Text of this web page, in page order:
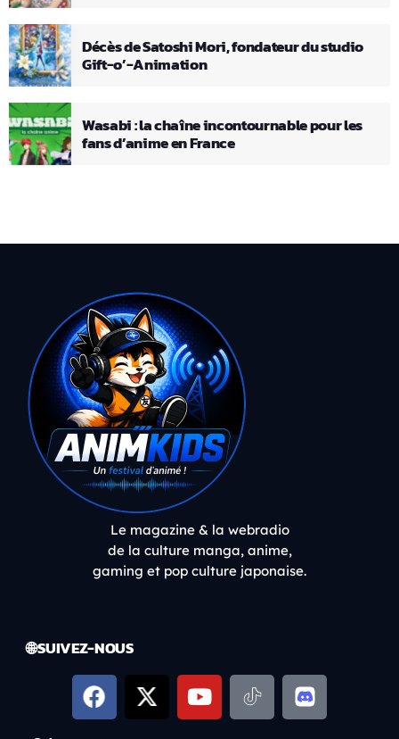
Décès de Satoshi Mori, fondateur du studio
Gift-o’-Animation
Wasabi : la chaîne incontournable pour les
fans d’anime en France
Le magazine & la webradio
de la culture manga, anime,
gaming et pop culture japonaise.
🌐 SUIVEZ-NOUS